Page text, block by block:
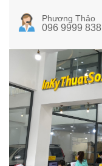
Phương Thảo
096 9999 838